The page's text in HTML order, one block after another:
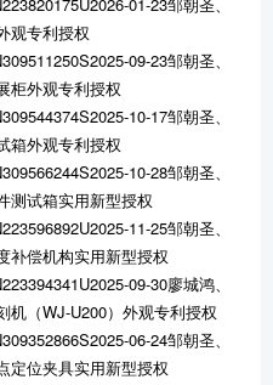
观专利授权
09-23邹朝圣、
柜外观专利授权
10-17邹朝圣、
箱外观专利授权
10-28邹朝圣、
测试箱实用新型授权
11-25邹朝圣、
补偿机构实用新型授权
09-30廖城鸿、
机（WJ-U200）外观专利授权
06-24邹朝圣、
定位夹具实用新型授权